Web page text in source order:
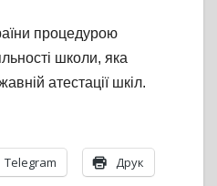
процедурою
школи, яка
атестації шкіл.
Telegram Друк